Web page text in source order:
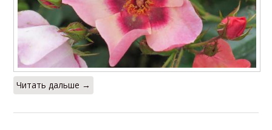
Читать дальше →